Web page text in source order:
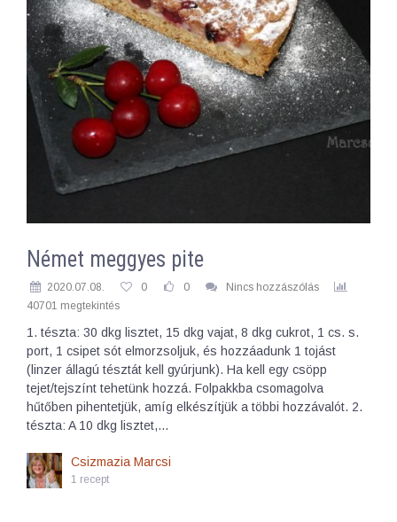
Német meggyes pite
2020.07.08. 0 0
Nincs hozzászólás
40701 megtekintés
1. tészta: 30 dkg lisztet, 15 dkg vajat, 8 dkg cukrot, 1 cs. s.
port, 1 csipet sót elmorzsoljuk, és hozzáadunk 1 tojást
(linzer állagú tésztát kell gyúrjunk). Ha kell egy csöpp
tejet/tejszínt tehetünk hozzá. Folpakkba csomagolva
hűtőben pihentetjük, amíg elkészítjük a többi hozzávalót. 2.
tészta: A 10 dkg lisztet,…
Csizmazia Marcsi
1 recept